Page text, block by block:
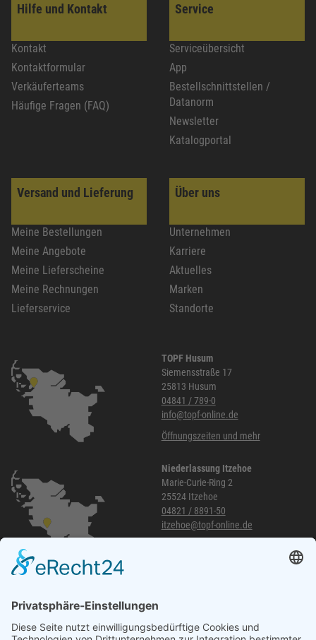
Hilfe und Kontakt
Kontakt
Kontaktformular
Verkäuferteams
Häufige Fragen (FAQ)
Service
Serviceübersicht
App
Bestellschnittstellen /
Datanorm
Newsletter
Katalogportal
Versand und Lieferung
Meine Bestellungen
Meine Angebote
Meine Lieferscheine
Meine Rechnungen
Lieferservice
Über uns
Unternehmen
Karriere
Aktuelles
Marken
Standorte
TOPF Husum
Siemensstraße 17
25813 Husum
04841 / 789-0
info@topf-online.de
Öffnungszeiten und mehr
Niederlassung Itzehoe
Marie-Curie-Ring 2
25524 Itzehoe
04821 / 8891-50
itzehoe@topf-online.de
040 / 21 04 04 04-04
glinde@topf-online.de